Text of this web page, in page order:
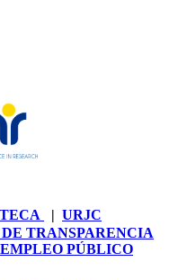
| URJC
TRANSPARENCIA
EMPLEO PÚBLICO